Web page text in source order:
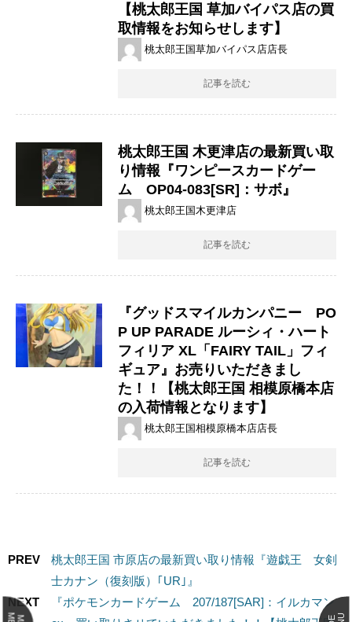
【桃太郎王国 草加バイパス店の買
取情報をお知らせします】
桃太郎王国草加バイパス店店長
記事を読む
桃太郎王国 木更津店の最新買い取
り情報『ワンピースカードゲー
ム OP04-083[SR]：サボ』
桃太郎王国木更津店
記事を読む
『グッドスマイルカンパニー PO
P UP PARADE ルーシィ・ハート
フィリア XL「FAIRY TAIL」フィ
ギュア』お売りいただきまし
た！！【桃太郎王国 相模原橋本店
の入荷情報となります】
桃太郎王国相模原橋本店店長
記事を読む
PREV
桃太郎王国 市原店の最新買い取り情報『遊戯王 女剣
士カナン（復刻版）｢UR｣』
NEXT
『ポケモンカードゲーム 207/187[SAR]：イルカマン